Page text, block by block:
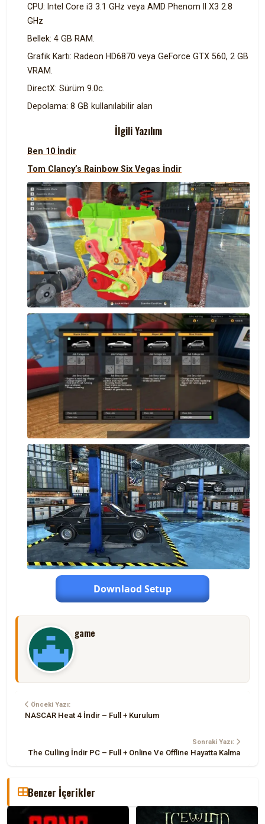
CPU: Intel Core i3 3.1 GHz veya AMD Phenom II X3 2.8
GHz
Bellek: 4 GB RAM.
Grafik Kartı: Radeon HD6870 veya GeForce GTX 560, 2 GB
VRAM.
DirectX: Sürüm 9.0c.
Depolama: 8 GB kullanılabilir alan
İlgili Yazılım
Ben 10 İndir
Tom Clancy’s Rainbow Six Vegas İndir
Downlaod Setup
game
Önceki Yazı:
NASCAR Heat 4 İndir – Full + Kurulum
Sonraki Yazı:
The Culling İndir PC – Full + Online Ve Offline Hayatta Kalma
Benzer İçerikler